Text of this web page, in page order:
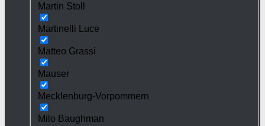
Martin Stoll
Martinelli Luce
Matteo Grassi
Mauser
Mecklenburg-Vorpommern
Milo Baughman